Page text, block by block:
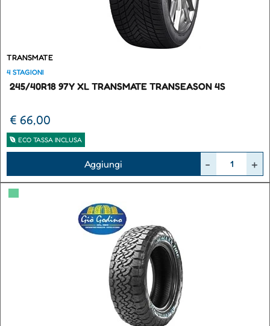
TRANSMATE
4 STAGIONI
245/40R18 97Y XL TRANSMATE TRANSEASON 4S
€ 66,00
ECO TASSA INCLUSA
Aggiungi
▀